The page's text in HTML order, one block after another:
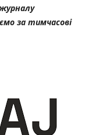
за тимчасові